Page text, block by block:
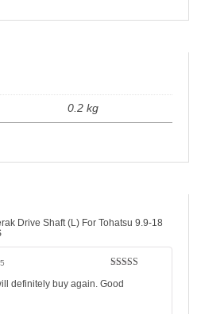
0.2 kg
Drive Shaft (L) For Tohatsu 9.9-18
5
definitely buy again. Good